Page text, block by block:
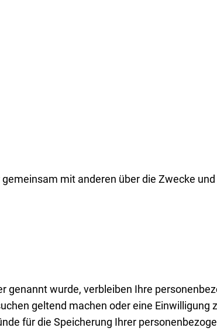
mit anderen über die Zwecke
wurde, verbleiben Ihre
geltend machen oder eine Einwilligung
für die Speicherung Ihrer